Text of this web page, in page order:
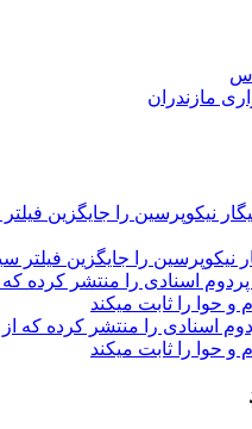
مازندران
نیکوپرسین را جایگزین فیلتر
اسنادی را منتشر کرده که
و حوا را ثابت میکند